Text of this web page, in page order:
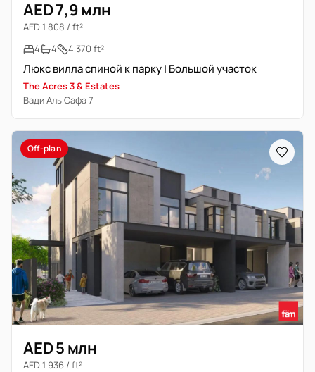
AED 7,9 млн
AED 1 808 / ft²
4
4 4 370 ft²
Люкс вилла спиной к парку | Большой участок
The Acres 3 & Estates
Вади Аль Сафа 7
Off-plan
AED 5 млн
AED 1 936 / ft²